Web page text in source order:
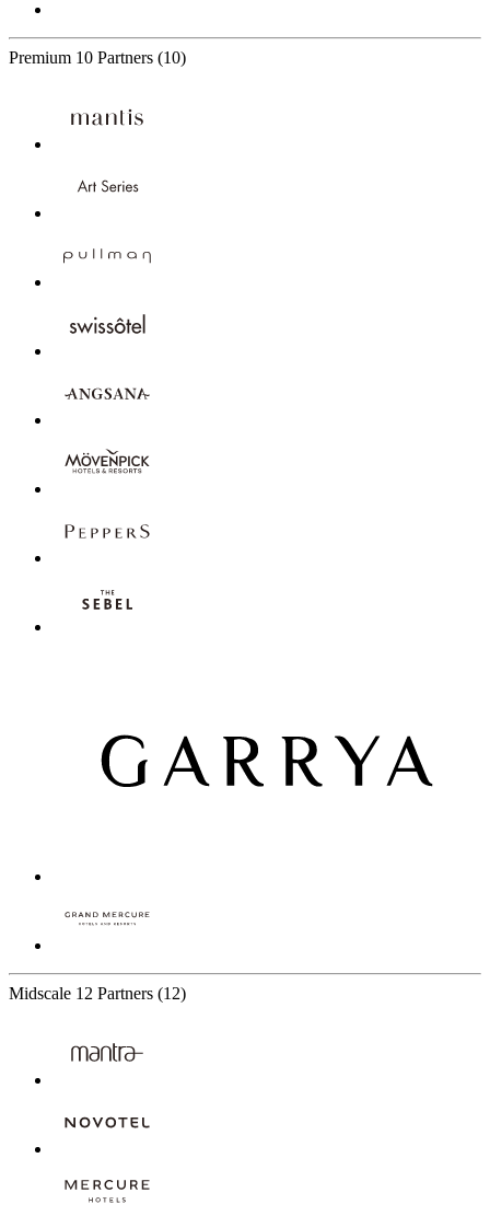
Premium 10 Partners (10)
Midscale 12 Partners (12)